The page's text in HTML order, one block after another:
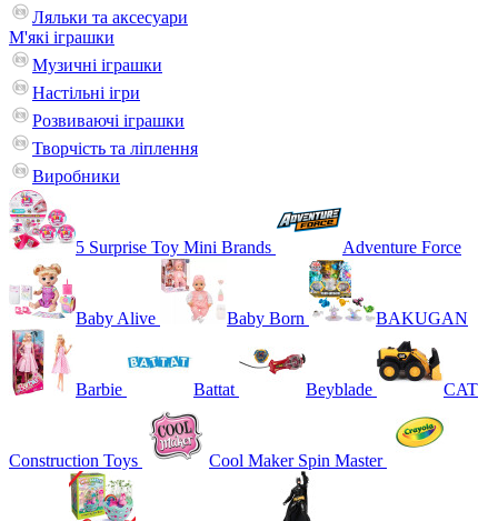
Ляльки та аксесуари
М'які іграшки
Музичні іграшки
Настільні iгри
Розвиваючі іграшки
Творчість та ліплення
Виробники
5 Surprise Toy Mini Brands Adventure Force
Baby Alive Baby Born BAKUGAN
Barbie Battat Beyblade CAT
Construction Toys Cool Maker Spin Master